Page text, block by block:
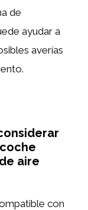
de
ayudar a
averías
aire
con